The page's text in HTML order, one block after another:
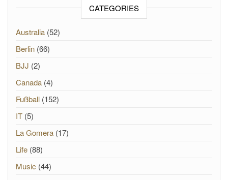
CATEGORIES
Australia (52)
Berlin (66)
BJJ (2)
Canada (4)
Fußball (152)
IT (5)
La Gomera (17)
Life (88)
Music (44)